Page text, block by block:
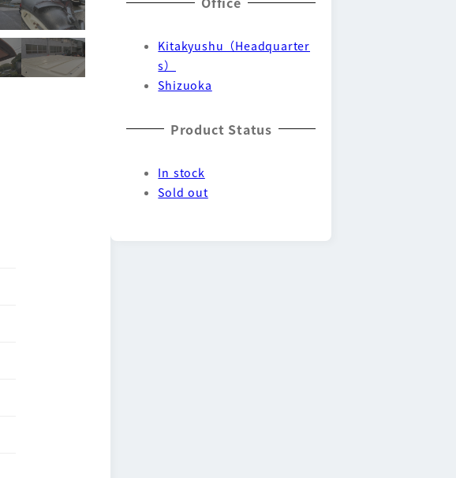
Kitakyushu（Headquarter
s）
Shizuoka
Product Status
In stock
Sold out